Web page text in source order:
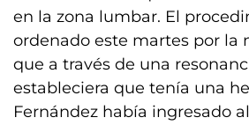
en la zona lumbar. El
ordenado este martes por la
que a través de una
estableciera que tenía una
Fernández había ingresado